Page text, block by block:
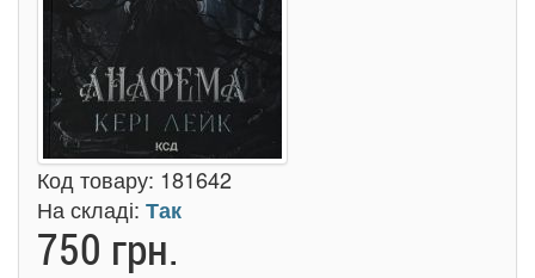
Код товару: 181642
На складі: Так
750 грн.